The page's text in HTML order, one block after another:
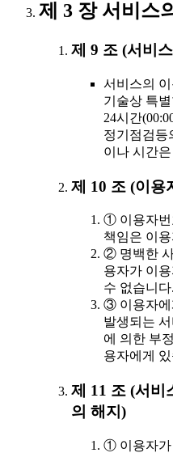
제 3 장 서비스
제 9 조 (서비
서비스의
기술상 특
24시간
정기점검등
이나 시간
제 10 조 (이용
① 이용자번
책임은 이
② 명백한 사
용자가 이
수 없습니다.
③ 이용자에
발생되는
에 의한 부
용자에게
제 11 조 (서비
의 해지)
① 이용자가